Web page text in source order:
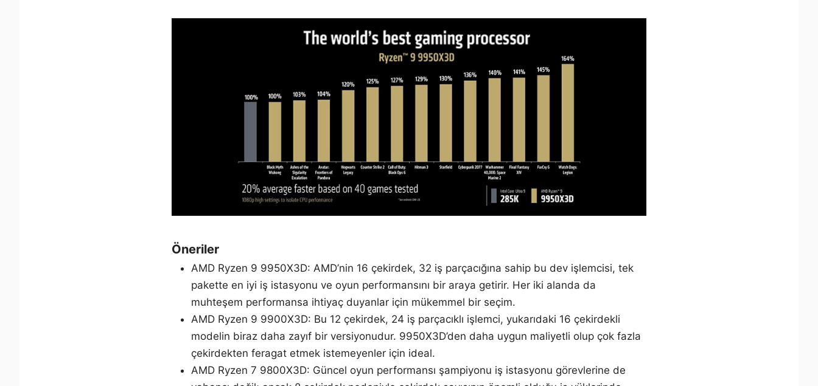
Öneriler
AMD Ryzen 9 9950X3D: AMD’nin 16 çekirdek, 32 iş parçacığına sahip bu dev işlemcisi, tek
pakette en iyi iş istasyonu ve oyun performansını bir araya getirir. Her iki alanda da
muhteşem performansa ihtiyaç duyanlar için mükemmel bir seçim.
AMD Ryzen 9 9900X3D: Bu 12 çekirdek, 24 iş parçacıklı işlemci, yukarıdaki 16 çekirdekli
modelin biraz daha zayıf bir versiyonudur. 9950X3D’den daha uygun maliyetli olup çok fazla
çekirdekten feragat etmek istemeyenler için ideal.
AMD Ryzen 7 9800X3D: Güncel oyun performansı şampiyonu iş istasyonu görevlerine de